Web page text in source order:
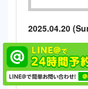
2025.04.20
みなさん、
体院です。
にお過ごし